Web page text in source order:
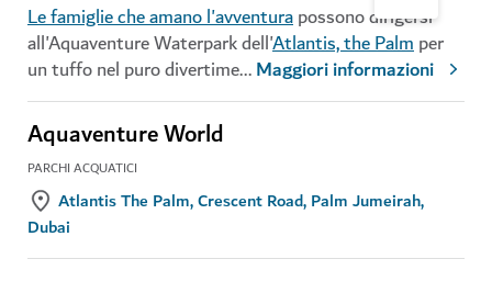
Le famiglie che amano l'avventurapossono dirigersi
all'Aquaventure Waterpark dell'Atlantis, the Palmper
un tuffo nel puro divertime...Maggiori informazioni
Aquaventure World
PARCHI ACQUATICI
Atlantis The Palm, Crescent Road, Palm Jumeirah,
Dubai